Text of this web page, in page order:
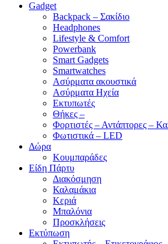
Gadget
Backpack – Σακίδιο
Headphones
Lifestyle & Comfort
Powerbank
Smart Gadgets
Smartwatches
Ασύρματα ακουστικά
Ασύρματα Ηχεία
Εκτυπωτές
Θήκες –
Φορτιστές – Αντάπτορες –
Φωτιστικά – LED
Δώρα
Κουμπαράδες
Είδη Πάρτυ
Διακόσμηση
Καλαμάκια
Κεριά
Μπαλόνια
Προσκλήσεις
Εκτύπωση